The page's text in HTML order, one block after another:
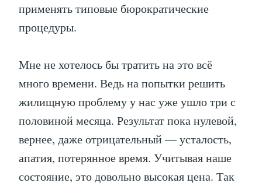
применять типовые бюрократические
процедуры.
Мне не хотелось бы тратить на это всё
много времени. Ведь на попытки решить
жилищную проблему у нас уже ушло три с
половиной месяца. Результат пока нулевой,
вернее, даже отрицательный — усталость,
апатия, потерянное время. Учитывая наше
состояние, это довольно высокая цена. Так